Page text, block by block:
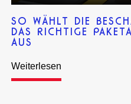
SO WÄHLT DIE
DAS RICHTIGE
AUS
Weiterlesen